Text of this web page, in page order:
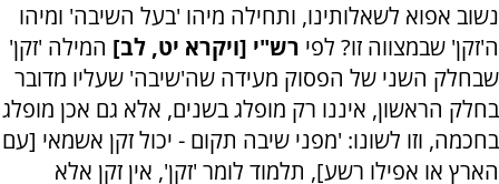
נשוב אפוא לשאלותינו, ותחילה מיהו 'בעל השיבה' ומיהו
ה'זקן' שבמצווה זו? לפי רש"י [ויקרא יט, לב] המילה 'זקן'
שבחלק השני של הפסוק מעידה שה'שיבה' שעליו מדובר
בחלק הראשון, איננו רק מופלג בשנים, אלא גם אכן מופלג
בחכמה, וזו לשונו: 'מפני שיבה תקום - יכול זקן אשמאי [עם
הארץ או אפילו רשע], תלמוד לומר 'זקן', אין זקן אלא